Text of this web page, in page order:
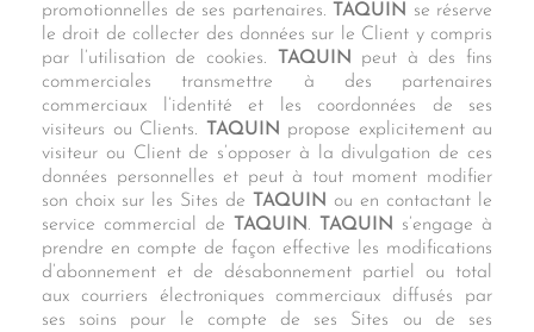
promotionnelles de ses partenaires.
TAQUIN se réserve
le droit de collecter des données sur le Client y compris
par l’utilisation de cookies.
TAQUIN peut à des fins
commerciales transmettre à des partenaires
commerciaux l’identité et les coordonnées de ses
visiteurs ou Clients.
TAQUIN propose explicitement au
visiteur ou Client de s’opposer à la divulgation de ces
données personnelles et peut à tout moment modifier
son choix sur les Sites de
TAQUIN ou en contactant le
service commercial de
TAQUIN. TAQUIN
s’engage à
prendre en compte de façon effective les modifications
d’abonnement et de désabonnement partiel ou total
aux courriers électroniques commerciaux diffusés par
ses soins pour le compte de ses Sites ou de ses